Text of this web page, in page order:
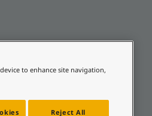
to enhance site navigation,
Reject All